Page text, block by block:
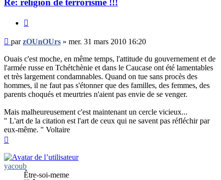
Re: religion de terrorisme !!!
Message
non
lu
parzOUnOUrs » mer. 31 mars 2010 16:20
Ouais c'est moche, en même temps, l'attitude du gouvernement et de
l'armée russe en Tchétchènie et dans le Caucase ont été lamentables
et très largement condamnables. Quand on tue sans procès des
hommes, il ne faut pas s'étonner que des familles, des femmes, des
parents choqués et meurtries n'aient pas envie de se venger.
Mais malheureusement c'est maintenant un cercle vicieux...
" L'art de la citation est l'art de ceux qui ne savent pas réfléchir par
eux-même. " Voltaire
yacoub
Être-soi-meme